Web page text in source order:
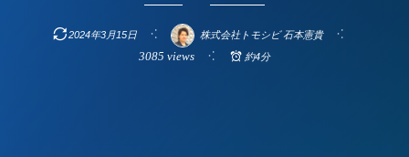
2024年3月15日 株式会社トモシビ 石本憲貴
3085 views 約4分